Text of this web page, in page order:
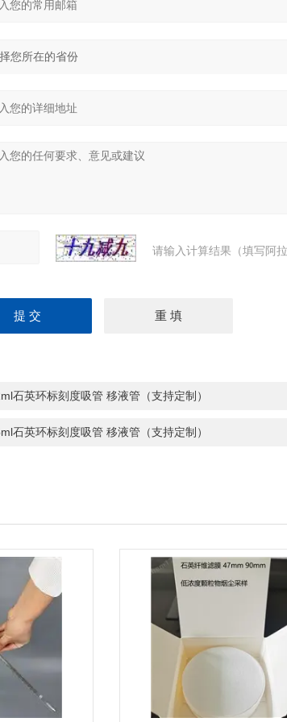
请输入计算结果（填写阿
石英环标刻度吸管 移液管（支持定制）
石英环标刻度吸管 移液管（支持定制）